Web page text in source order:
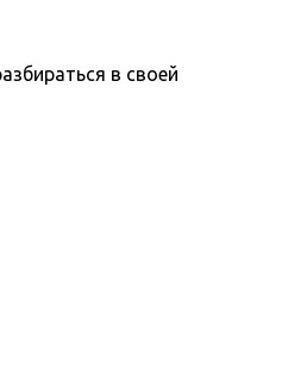
в своей